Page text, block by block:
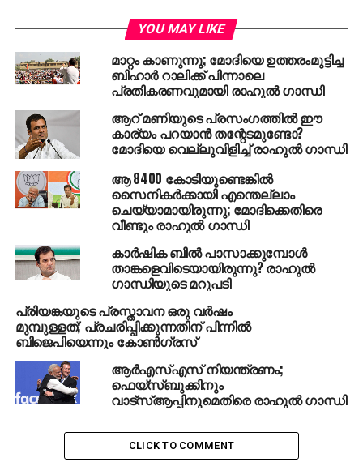
മോദി വീണ്ടും അധികാരത്തില്‍ വരുന്നത് തങ്ങളുടെ
പാര്‍ട്ടികള്‍ തിരിച്ചറിയുന്നുണ്ട്. അതുകൊണ്ട് തന്നെ
ബി.ജെ.പിക്കെതിരെ ശക്തമായ മുന്നണിയുണ്ടാവേണ്ടത്
ഉത്തര്‍പ്രദേശിലെ ബി.എസ്.പി-എസ്.പി സഖ്യവും
ടി.ഡി.പി മുന്നണി വിട്ടതും ശിവസേന ബി.ജെ.പി
നേതൃത്വത്തിനെതിരെ പരസ്യമായി രംഗത്ത്
വന്നതുമെല്ലാം ഈ ഒരു തിരിച്ചറിവിന്റെ
സാഹചര്യത്തിലാണ്. മോദി മുക്ത ഭാരതാണ്
തങ്ങളുടെ ലക്ഷ്യമെന്നാണ് കഴിഞ്ഞ ദിവസം
മഹാരാഷ്ട്ര നവനിര്‍മാണ്‍ സേന തലവന്‍ രാജ് താക്കറെ
പ്രഖ്യാപിച്ചത്.
മോദിയെ താഴെയിറക്കാന്‍ ആരുമായും സഖ്യത്തിന്
തയ്യാറാണെന്നാണ് കോണ്‍ഗ്രസ് പ്ലീനറി
സമ്മേളനത്തില്‍ അവതരിപ്പിച്ച രാഷ്ട്രീയപ്രമേയം
പറയുന്നത്. രാഹുല്‍ ഗാന്ധി വ്യക്തമായ നിലപാട്
പ്രഖ്യാപിച്ചതോടെ പ്രതിപക്ഷ ഐക്യനിരക്ക്
ശക്തനായ ഒരു നേതാവിനെയാണ് ലഭിച്ചിരിക്കുന്നത്.
നിലവിലെ പ്രതിപക്ഷസഖ്യം ശക്തമായി
പ്രവര്‍ത്തിച്ചാല്‍ മഹാരാഷ്ട്ര, പശ്ചിമ ബംഗാള്‍,
ആന്ധ്രാപ്രദേശ്, ബീഹാര്‍, ഒഡീഷ്യ, തെലുങ്കാന
YOU MAY LIKE
മാറ്റം കാണുന്നു; മോദിയെ ഉത്തരംമുട്ടിച്ച
ബിഹാര്‍ റാലിക്ക് പിന്നാലെ
പ്രതികരണവുമായി രാഹുല്‍ ഗാന്ധി
ആറ് മണിയുടെ പ്രസംഗത്തില്‍ ഈ
കാര്യം പറയാന്‍ തന്റേടമുണ്ടോ?
മോദിയെ വെല്ലുവിളിച്ച് രാഹുല്‍ ഗാന്ധി
ആ 8400 കോടിയുണ്ടെങ്കില്‍
സൈനികര്‍ക്കായി എന്തെല്ലാം
ചെയ്യാമായിരുന്നു; മോദിക്കെതിരെ
വീണ്ടും രാഹുല്‍ ഗാന്ധി
കാര്‍ഷിക ബില്‍ പാസാക്കുമ്പോള്‍
താങ്കളെവിടെയായിരുന്നു? രാഹുല്‍
ഗാന്ധിയുടെ മറുപടി
പ്രിയങ്കയുടെ പ്രസ്താവന ഒരു വര്‍ഷം
മുമ്പുള്ളത്; പ്രചരിപ്പിക്കുന്നതിന് പിന്നില്‍
ബിജെപിയെന്നും കോണ്‍ഗ്രസ്
ആര്‍എസ്എസ് നിയന്ത്രണം;
ഫെയ്‌സ്ബുക്കിനും
വാട്‌സ്ആപ്പിനുമെതിരെ രാഹുല്‍ ഗാന്ധി
CLICK TO COMMENT